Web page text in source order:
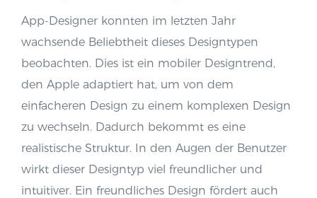
App-Designer konnten im letzten Jahr
wachsende Beliebtheit dieses Designtypen
beobachten. Dies ist ein mobiler Designtrend,
den Apple adaptiert hat, um von dem
einfacheren Design zu einem komplexen Design
zu wechseln. Dadurch bekommt es eine
realistische Struktur. In den Augen der Benutzer
wirkt dieser Designtyp viel freundlicher und
intuitiver. Ein freundliches Design fördert auch